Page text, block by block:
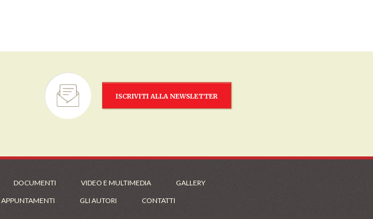
ISCRIVITI ALLA NEWSLETTER
DOCUMENTI VIDEO E MULTIMEDIA
GALLERY
APPUNTAMENTI GLI AUTORI CONTATTI